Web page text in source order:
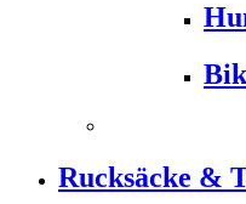
Rucksäcke &